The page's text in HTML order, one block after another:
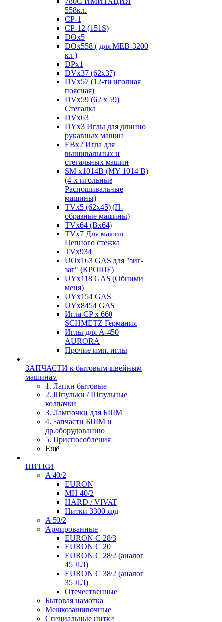
558кл.
CP-1
CP-12 (151S)
DOx5
DOx558 ( для MEB-3200
кл )
DPx1
DVx37 (62x37)
DVx57 (12-ти иголная
поясная)
DVx59 (62 x 59)
Стегалка
DVx63
DYx3 Иглы для длинно
рукавных машин
EBx2 Игла для
вышивальных и
стегальных машин
SM x1014B (MY 1014 B)
(4-х игольные
Распошивальные
машины)
TVх5 (62х45) (П-
образные машины)
TVх64 (Вх64)
TVх7 Для машин
Цепного стежка
TVх934
UOx163 GAS для "зиг-
заг" (КРОШЕ)
UYx118 GAS (Обними
меня)
UYx154 GAS
UYx8454 GAS
Игла CP х 660
SCHMETZ Германия
Иглы для А-450
AURORA
Прочие имп. иглы
ЗАПЧАСТИ к бытовым швейным
машинам
1. Лапки бытовые
2. Шпульки / Шпульные
колпачки
3. Лампочки для БШМ
4. Запчасти БШМ и
др.оборудованию
5. Приспособления
Ещё
НИТКИ
A 40/2
EURON
MH 40/2
HARD / VIVAT
Нитки 3300 ярд
A 50/2
Армированные
EURON C 28/3
EURON C 20
EURON C 28/2 (аналог
45 ЛЛ)
EURON C 38/2 (аналог
35 ЛЛ)
Отечественные
Бытовая намотка
Мешкозашивочные
Специальные нитки